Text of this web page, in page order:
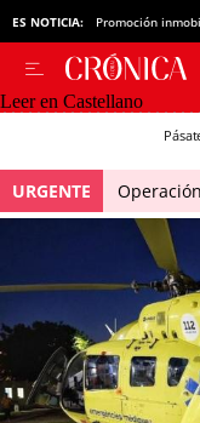
ES NOTICIA: Promoción
Leer en Castellano
URGENTE